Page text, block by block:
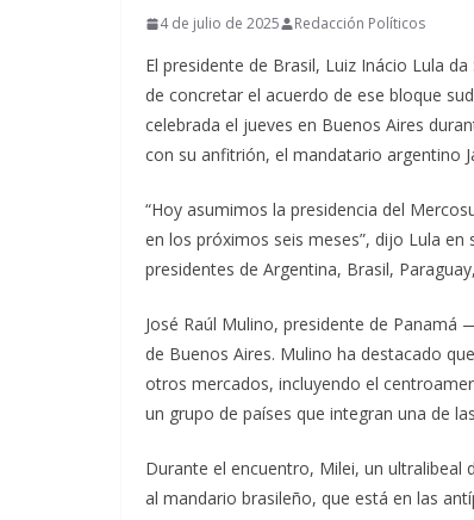
4 de julio de 2025 Redacción Políticos
El presidente de Brasil, Luiz Inácio Lula
de concretar el acuerdo de ese bloque
celebrada el jueves en Buenos Aires
con su anfitrión, el mandatario argentino
“Hoy asumimos la presidencia del
en los próximos seis meses”, dijo Lula
presidentes de Argentina, Brasil,
José Raúl Mulino, presidente de
de Buenos Aires. Mulino ha destacado
otros mercados, incluyendo el
un grupo de países que integran una de
Durante el encuentro, Milei, un
al mandario brasileño, que está en las